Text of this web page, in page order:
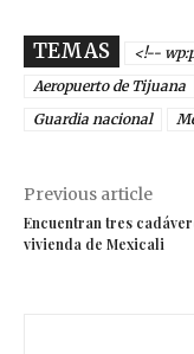
TEMAS
<!--
Aeropuerto de Tijuana
Guardia nacional
Previous article
Encuentran tres
vivienda de Mexicali